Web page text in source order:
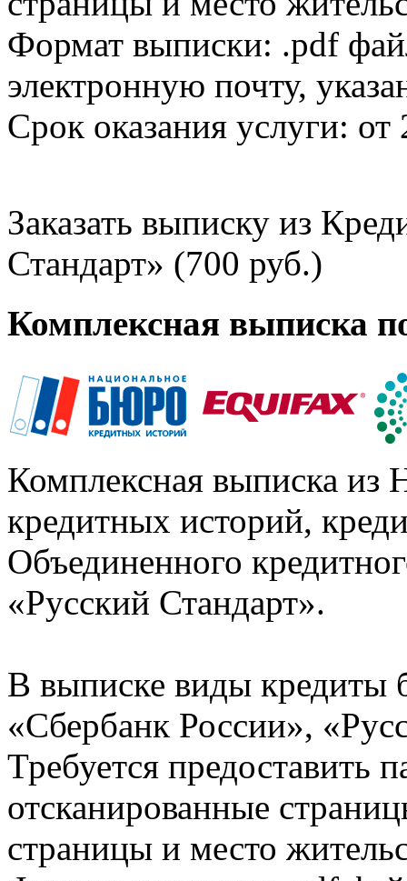
Формат выписки: .pdf
электронную почту,
Срок оказания услуги: от
Заказать выписку из
Стандарт» (700 руб.)
Комплексная выписка
Комплексная выписка из
кредитных историй,
Объединенного
«Русский Стандарт».
В выписке виды кредиты
«Сбербанк России»,
Требуется предоставить
отсканированные
страницы и место